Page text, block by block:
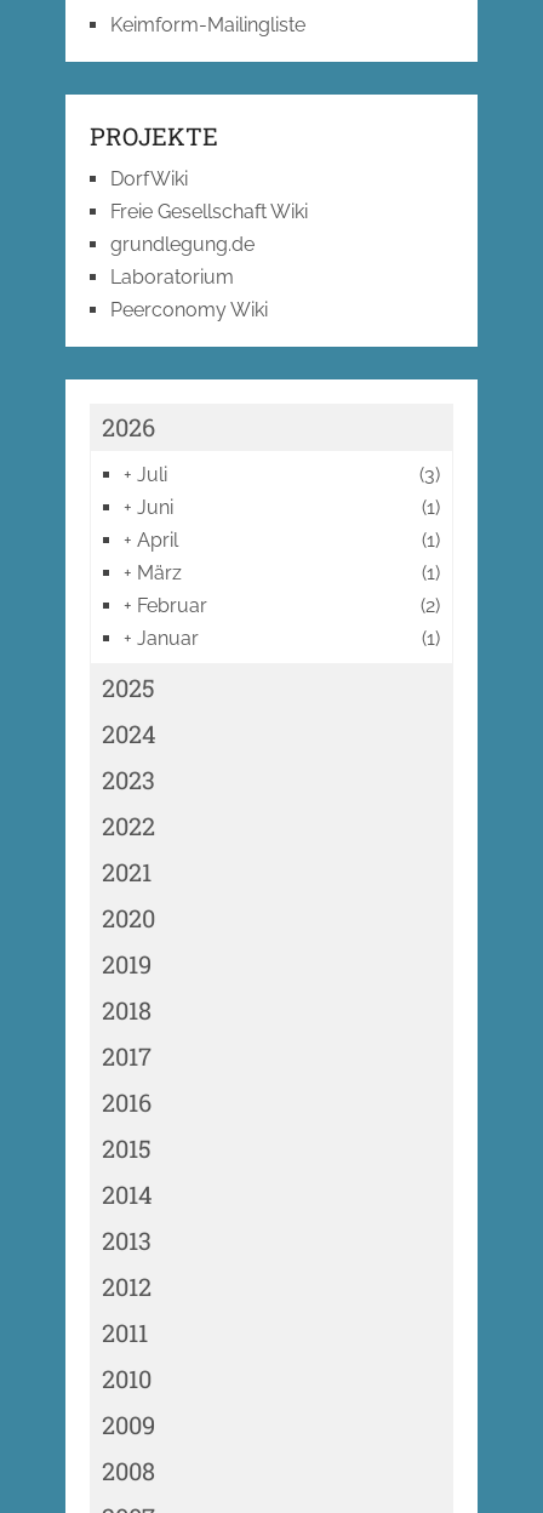
Keimform-Mailingliste
PROJEKTE
DorfWiki
Freie Gesellschaft Wiki
grundlegung.de
Laboratorium
Peerconomy Wiki
2026
+ Juli
(3)
+ Juni
(1)
+ April
(1)
+ März
(1)
+ Februar
(2)
+ Januar (1)
2025
2024
2023
2022
2021
2020
2019
2018
2017
2016
2015
2014
2013
2012
2011
2010
2009
2008